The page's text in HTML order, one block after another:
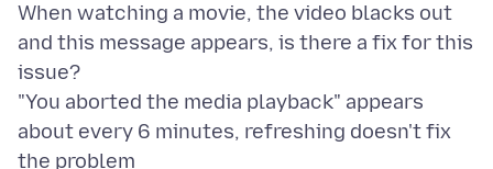
When watching a movie, the video blacks out
and this message appears, is there a fix for this
issue?
"You aborted the media playback" appears
about every 6 minutes, refreshing doesn't fix